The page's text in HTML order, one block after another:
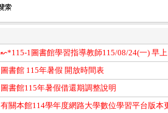
↜*115-1圖書館學習指導教師115/08/24(一) 早
圖書館 115年暑假 開放時間表
圖書館115年暑假借還期調整說明
有關本館114學年度網路大學數位學習平台版